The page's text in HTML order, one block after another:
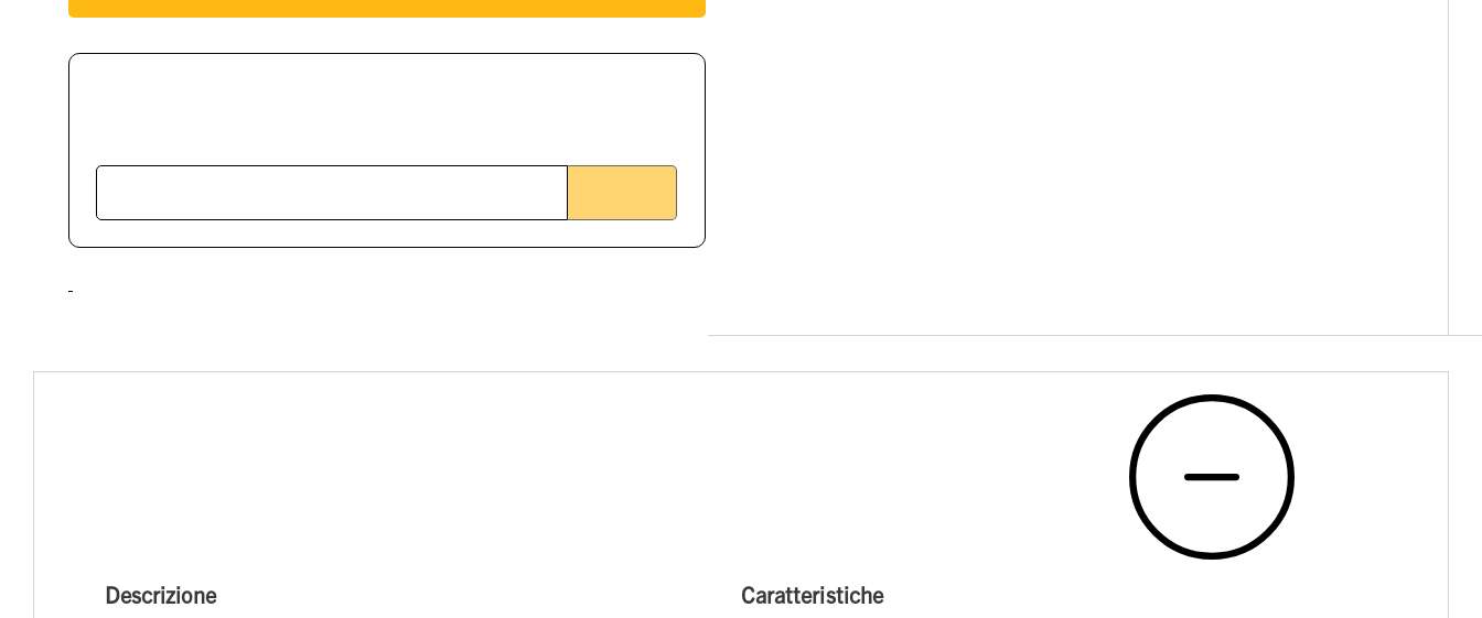
Descrizione Caratteristiche